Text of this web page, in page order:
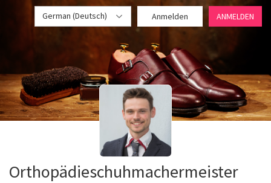
German (Deutsch) Anmelden ANMELDEN
Orthopädieschuhmachermeister